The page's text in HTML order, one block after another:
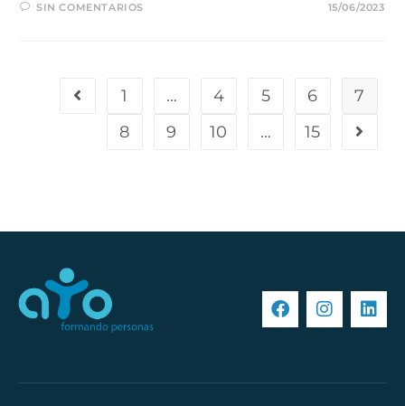
SIN COMENTARIOS 15/06/2023
1 … 4 5 6
7
8
9 10 … 15